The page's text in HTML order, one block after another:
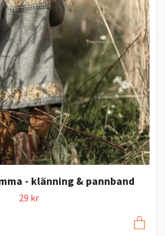
- klänning & pannband
29 kr